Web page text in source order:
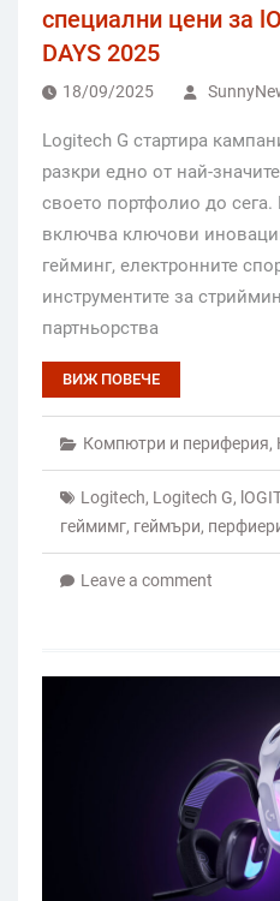
специални цени за
DAYS 2025
18/09/2025
Logitech G стартира
разкри едно от най-
своето портфолио до сега.
включва ключови
гейминг, електронните
инструментите за
партньорства
ВИЖ ПОВЕЧЕ
Компютри и периферия,
Logitech, Logitech G,
геймимг, геймъри,
Leave a comment